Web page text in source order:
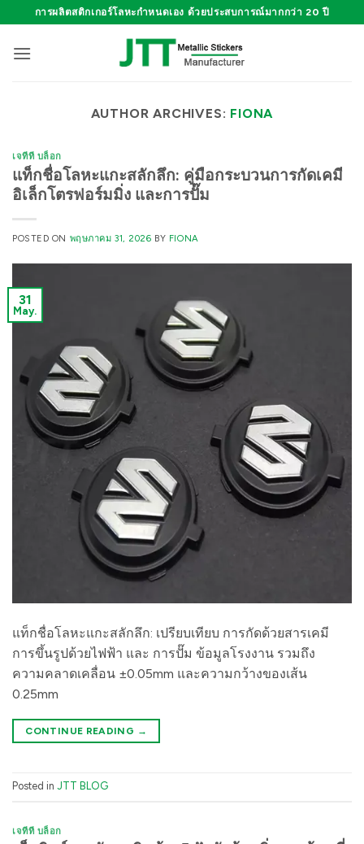
ไป
การผลิตสติกเกอร์โลหะกำหนดเอง ด้วยประสบการณ์มากกว่า 20 ปี
AUTHOR ARCHIVES: FIONA
เจทีที บล็อก
แท็กชื่อโลหะแกะสลักลึก: คู่มือกระบวนการกัดเคมี
อิเล็กโตรฟอร์มมิ่ง และการปั๊ม
POSTED ON พฤษภาคม 31, 2026 BY FIONA
31
May.
แท็กชื่อโลหะแกะสลักลึก: เปรียบเทียบ การกัดด้วยสารเคมี
การขึ้นรูปด้วยไฟฟ้า และ การปั๊ม ข้อมูลโรงงาน รวมถึง
ความคลาดเคลื่อน ±0.05mm และความกว้างของเส้น
0.25mm
CONTINUE READING →
Posted in JTT BLOG
เจทีที บล็อก